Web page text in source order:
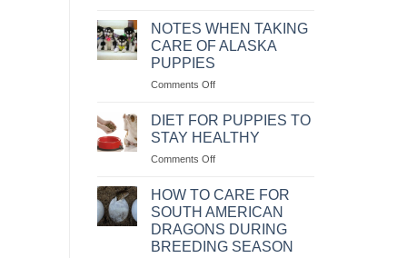
SỎI
DẤU
HIỆU
VÀ
CHỮA
KHI
CHÓ
CẢM
NOTES WHEN TAKING
CARE OF ALASKA
PUPPIES
Comments Offon
LƯU
Ý
KHI
CHĂM
CHÓ
ALASKA
CON
DIET FOR PUPPIES TO
STAY HEALTHY
Comments Offon
ĐỘ
KHẨU
PHẦN
ĂN
CHO
HOW TO CARE FOR
SOUTH AMERICAN
DRAGONS DURING
BREEDING SEASON